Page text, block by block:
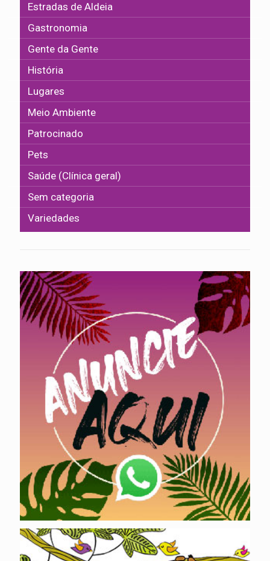
Estradas de Aldeia
Gastronomia
Gente da Gente
História
Lugares
Meio Ambiente
Patrocinado
Pets
Saúde (Clínica geral)
Sem categoria
Variedades